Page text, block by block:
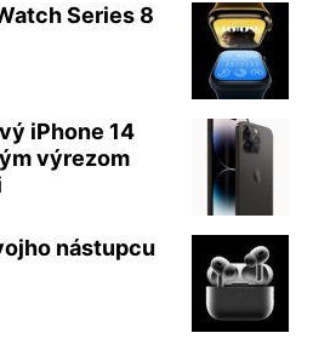
Series 8
iPhone 14
výrezom
nástupcu